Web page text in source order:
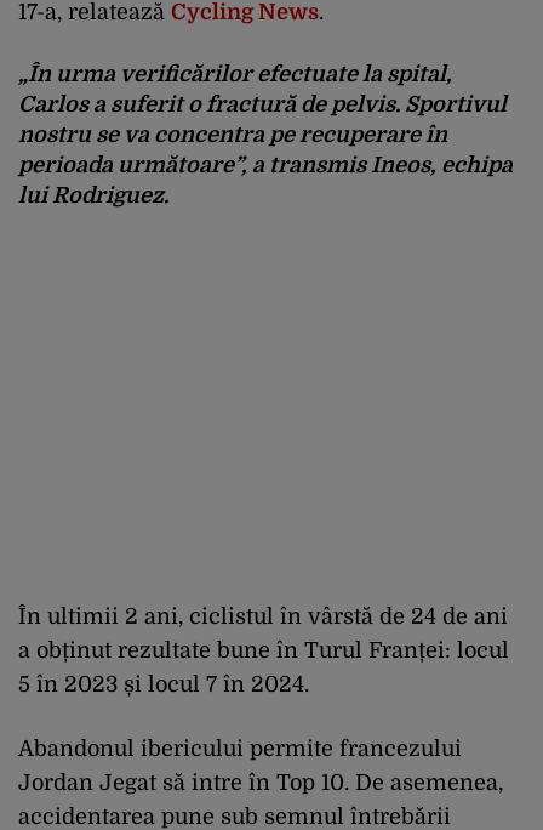
17-a, relatează Cycling News.
„În urma verificărilor efectuate la spital,
Carlos a suferit o fractură de pelvis. Sportivul
nostru se va concentra pe recuperare în
perioada următoare”, a transmis Ineos, echipa
lui Rodriguez.
În ultimii 2 ani, ciclistul în vârstă de 24 de ani
a obținut rezultate bune în Turul Franței: locul
5 în 2023 și locul 7 în 2024.
Abandonul ibericului permite francezului
Jordan Jegat să intre în Top 10. De asemenea,
accidentarea pune sub semnul întrebării